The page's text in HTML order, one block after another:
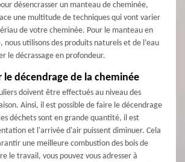
désencrasser un manteau de cheminée,
une multitude de techniques qui vont varier
de votre cheminée. Pour le manteau en
nous utilisons des produits naturels et de l’eau
le décrassage en profondeur.
le décendrage de la cheminée
doivent être effectués au niveau des
Ainsi, il est possible de faire le décendrage
déchets sont en grande quantité, il est
et l'arrivée d'air puissent diminuer. Cela
une meilleure combustion des bois de
le travail, vous pouvez vous adresser à